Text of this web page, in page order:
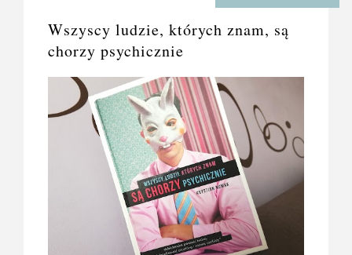
Wszyscy ludzie, których znam, są
chorzy psychicznie